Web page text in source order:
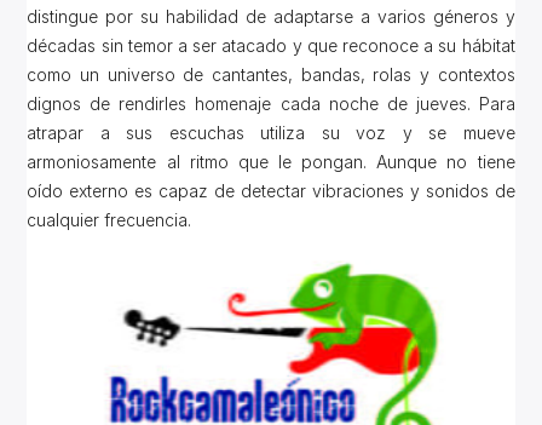
distingue por su habilidad de adaptarse a varios géneros y
décadas sin temor a ser atacado y que reconoce a su hábitat
como un universo de cantantes, bandas, rolas y contextos
dignos de rendirles homenaje cada noche de jueves. Para
atrapar a sus escuchas utiliza su voz y se mueve
armoniosamente al ritmo que le pongan. Aunque no tiene
oído externo es capaz de detectar vibraciones y sonidos de
cualquier frecuencia.